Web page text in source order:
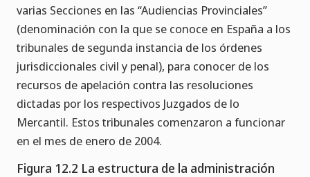
varias Secciones en las “Audiencias Provinciales”
(denominación con la que se conoce en España a los
tribunales de segunda instancia de los órdenes
jurisdiccionales civil y penal), para conocer de los
recursos de apelación contra las resoluciones
dictadas por los respectivos Juzgados de lo
Mercantil. Estos tribunales comenzaron a funcionar
en el mes de enero de 2004.
Figura 12.2 La estructura de la administración